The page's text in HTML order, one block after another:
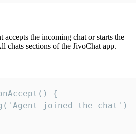
accepts the incoming chat or starts the
chats sections of the JivoChat app.
{